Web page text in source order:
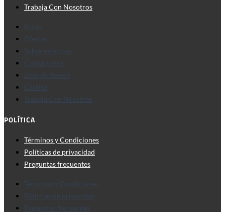
Trabaja Con Nosotros
Inicio
Ofertas
Sobre nosotros
Contáctanos
Lista de deseos
Carrito
Trabaja Con Nosotros
POLÍTICA
Términos y Condiciones
Políticas de privacidad
Preguntas frecuentes
Términos y Condiciones
Políticas de privacidad
Preguntas frecuentes